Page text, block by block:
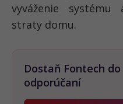
vyváženie systému
straty domu.
Dostaň Fontech
odporúčaní